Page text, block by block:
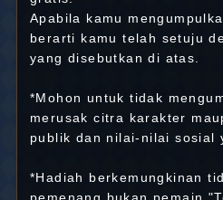
Apabila kamu
berarti kamu telah setuju
yang disebutkan di atas.
*Mohon untuk tidak
merusak citra karakter
publik dan nilai-nilai sosial
*Hadiah berkemungkinan